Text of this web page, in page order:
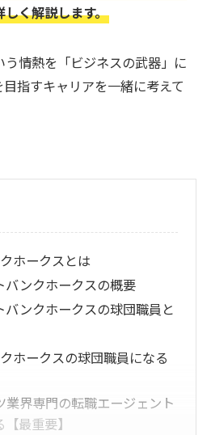
く解説します。
う情熱を「ビジネスの武器」に
指すキャリアを一緒に考えて
ホークスとは
バンクホークスの概要
バンクホークスの球団職員と
ホークスの球団職員になる
業界専門の転職エージェント
最重要】